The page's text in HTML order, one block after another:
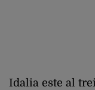
Idalia este al